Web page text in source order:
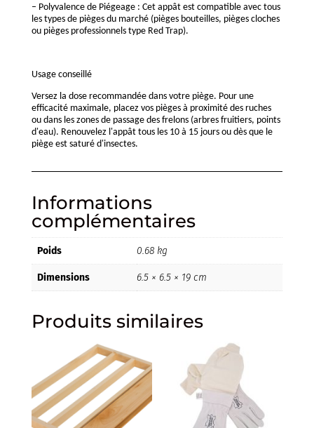
– Polyvalence de Piégeage : Cet appât est compatible avec tous
les types de pièges du marché (pièges bouteilles, pièges cloches
ou pièges professionnels type Red Trap).
Usage conseillé
Versez la dose recommandée dans votre piège. Pour une
efficacité maximale, placez vos pièges à proximité des ruches
ou dans les zones de passage des frelons (arbres fruitiers, points
d'eau). Renouvelez l'appât tous les 10 à 15 jours ou dès que le
piège est saturé d'insectes.
Informations
complémentaires
Poids 0.68 kg
Dimensions 6.5 × 6.5 × 19 cm
Produits similaires